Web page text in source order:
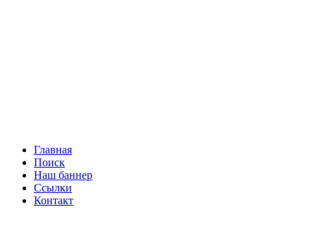
Главная
Поиск
Наш баннер
Ссылки
Контакт